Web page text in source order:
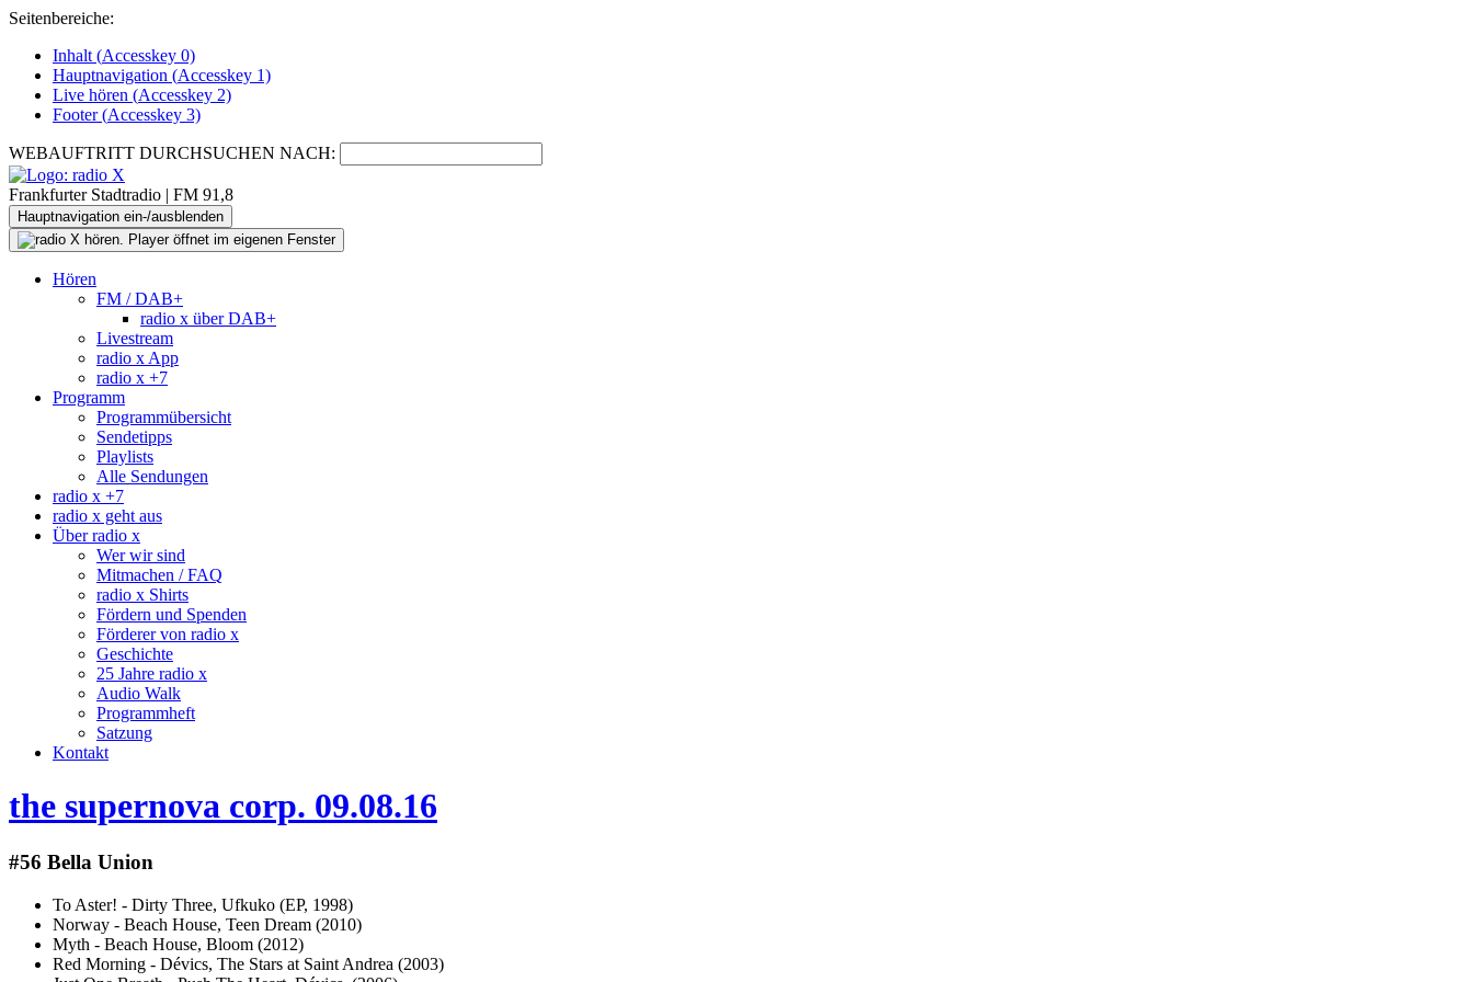
Seitenbereiche:
Inhalt (Accesskey 0)
Hauptnavigation (Accesskey 1)
Live hören (Accesskey 2)
Footer(Accesskey 3)
WEBAUFTRITT DURCHSUCHEN NACH:
Frankfurter Stadtradio | FM 91,8
Hauptnavigation ein-/ausblenden
Hören
FM / DAB+
radio x über DAB+
Livestream
radio x App
radio x +7
Programm
Programmübersicht
Sendetipps
Playlists
Alle Sendungen
radio x +7
radio x geht aus
Über radio x
Wer wir sind
Mitmachen / FAQ
radio x Shirts
Fördern und Spenden
Förderer von radio x
Geschichte
25 Jahre radio x
Audio Walk
Programmheft
Satzung
Kontakt
the supernova corp. 09.08.16
#56 Bella Union
To Aster! - Dirty Three, Ufkuko (EP, 1998)
Norway - Beach House, Teen Dream (2010)
Myth - Beach House, Bloom (2012)
Red Morning - Dévics, The Stars at Saint Andrea (2003)